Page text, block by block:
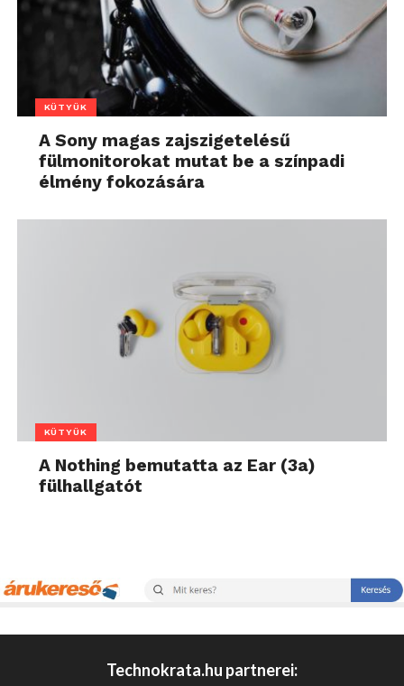
KÜTYÜK
A Sony magas zajszigetelésű
fülmonitorokat mutat be a színpadi
élmény fokozására
KÜTYÜK
A Nothing bemutatta az Ear (3a)
fülhallgatót
Technokrata.hu partnerei: